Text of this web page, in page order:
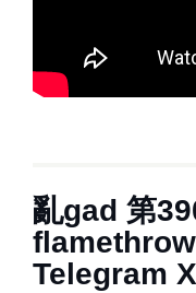
亂gad 第
Telegram